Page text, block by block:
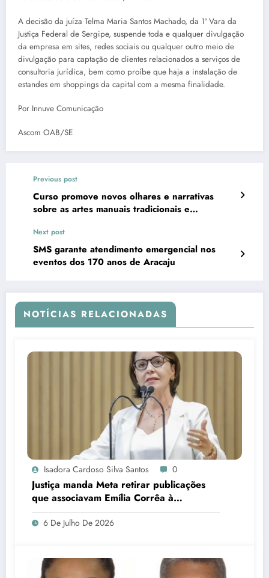
A decisão da juíza Telma Maria Santos Machado, da 1ª Vara da
Justiça Federal de Sergipe, suspende toda e qualquer divulgação
da empresa em sites, redes sociais ou qualquer outro meio de
divulgação para captação de clientes relacionados a serviços de
consultoria jurídica, bem como proíbe que haja a instalação de
estandes em shoppings da capital com a mesma finalidade.
Por Innuve Comunicação
Ascom OAB/SE
Previous post
Curso promove novos olhares e narrativas
sobre as artes manuais tradicionais e
Next post
SMS garante atendimento emergencial nos
eventos dos 170 anos de Aracaju
NOTÍCIAS RELACIONADAS
Isadora Cardoso Silva Santos 0
Justiça manda Meta retirar publicações
que associavam Emília Corrêa à
corrupção e identificar responsáveis
6 De Julho De 2026